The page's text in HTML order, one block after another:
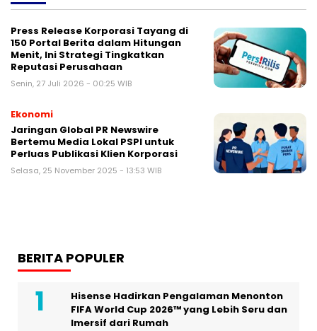
Press Release Korporasi Tayang di
150 Portal Berita dalam Hitungan
Menit, Ini Strategi Tingkatkan
Reputasi Perusahaan
Senin, 27 Juli 2026 - 00:25 WIB
Ekonomi
Jaringan Global PR Newswire
Bertemu Media Lokal PSPI untuk
Perluas Publikasi Klien Korporasi
Selasa, 25 November 2025 - 13:53 WIB
BERITA POPULER
Hisense Hadirkan Pengalaman Menonton
FIFA World Cup 2026™ yang Lebih Seru dan
Imersif dari Rumah